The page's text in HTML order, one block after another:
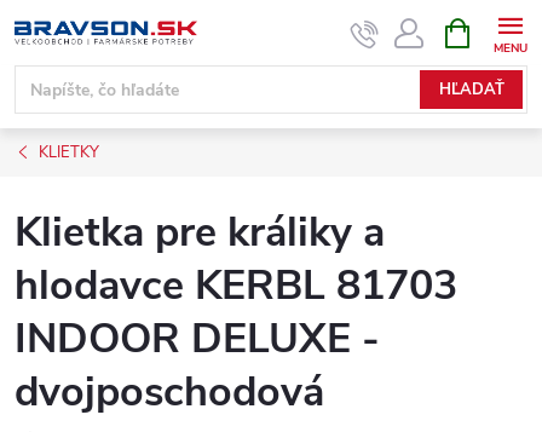
na
obsah
HĽADAŤ
KOŠÍK
KLIETKY
Klietka pre králiky a
hlodavce KERBL 81703
INDOOR DELUXE -
dvojposchodová